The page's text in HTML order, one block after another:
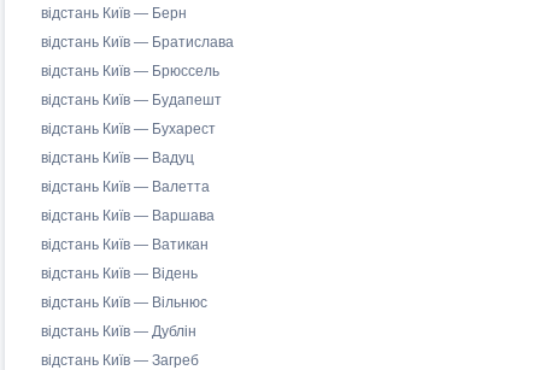
відстань Київ — Берн
відстань Київ — Братислава
відстань Київ — Брюссель
відстань Київ — Будапешт
відстань Київ — Бухарест
відстань Київ — Вадуц
відстань Київ — Валетта
відстань Київ — Варшава
відстань Київ — Ватикан
відстань Київ — Відень
відстань Київ — Вільнюс
відстань Київ — Дублін
відстань Київ — Загреб